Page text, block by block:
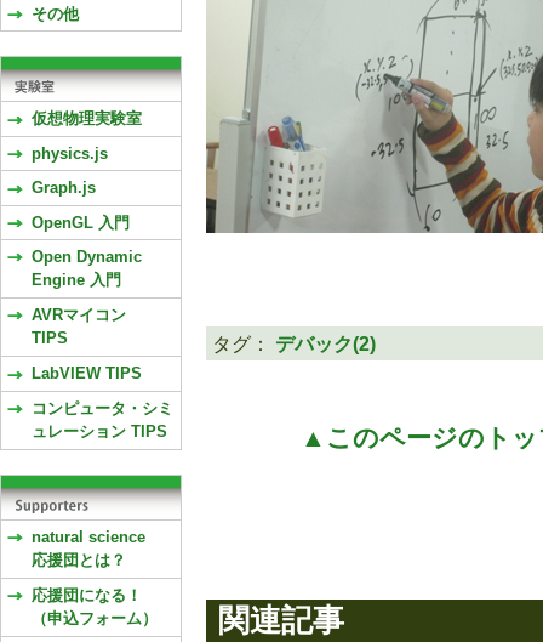
タグ： デバック(2)
▲このページのトッ
関連記事
その他
仮想物理実験室
physics.js
Graph.js
OpenGL 入門
Open Dynamic
Engine 入門
AVRマイコン
TIPS
LabVIEW TIPS
コンピュータ・シミ
ュレーション TIPS
natural science
応援団とは？
応援団になる！
（申込フォーム）